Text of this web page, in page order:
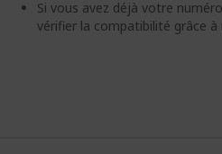
Si vous avez déjà votre
vérifier la compatibilité grâce